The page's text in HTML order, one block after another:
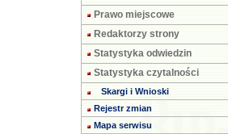
Prawo miejscowe
Redaktorzy strony
Statystyka odwiedzin
Statystyka czytalności
Skargi i Wnioski
Rejestr zmian
Mapa serwisu